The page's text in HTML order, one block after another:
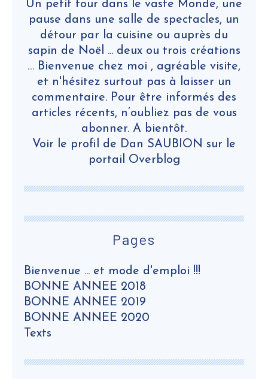
Pages
Bienvenue ... et mode d'emploi !!!
BONNE ANNEE 2018
BONNE ANNEE 2019
BONNE ANNEE 2020
Texts
Un petit tour dans le vaste Monde, une
pause dans une salle de spectacles, un
détour par la cuisine ou auprès du
sapin de Noël ... deux ou trois créations
… Bienvenue chez moi , agréable visite,
et n'hésitez surtout pas à laisser un
commentaire. Pour être informés des
articles récents, n’oubliez pas de vous
abonner. A bientôt.
Voir le profil de Dan SAUBION sur le
portail Overblog